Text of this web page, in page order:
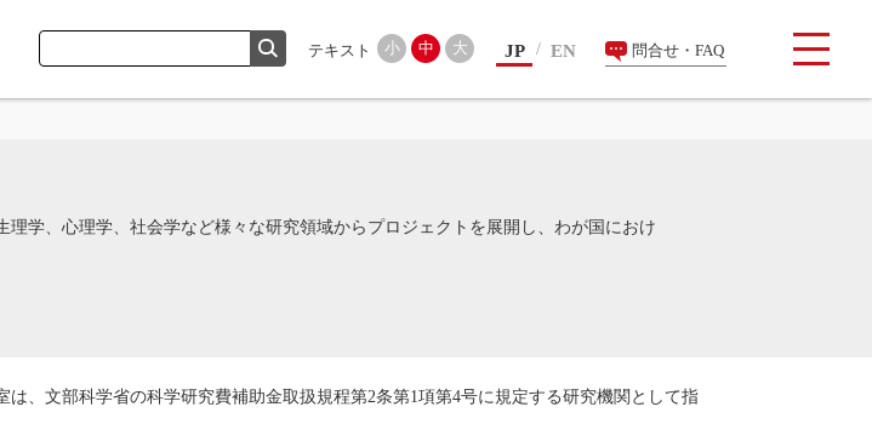
検索 小 中 大 JP EN 問合せ・FAQ
学、心理学、社会学など様々な研究領域からプロジェクトを展開し、わが国におけ
は、文部科学省の科学研究費補助金取扱規程第2条第1項第4号に規定する研究機関として指